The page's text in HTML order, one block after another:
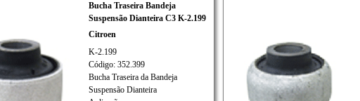
Bucha Traseira Bandeja
Suspensão Dianteira C3 K-2.199
Citroen
K-2.199
Código: 352.399
Bucha Traseira da Bandeja
Suspensão Dianteira